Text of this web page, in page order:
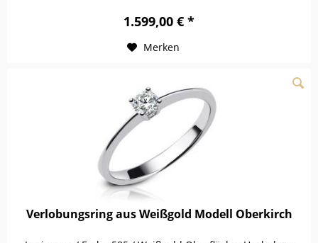
1.599,00 € *
Merken
Verlobungsring aus Weißgold Modell Oberkirch